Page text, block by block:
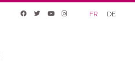
FR DE